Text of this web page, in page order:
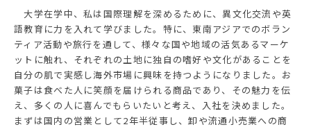
大学在学中、私は国際理解を深めるために、異文化交流や英
語教育に力を入れて学びました。特に、東南アジアでのボラン
ティア活動や旅行を通して、様々な国や地域の活気あるマーケ
ットに触れ、それぞれの土地に独自の嗜好や文化があることを
自分の肌で実感し海外市場に興味を持つようになりました。お
菓子は食べた人に笑顔を届けられる商品であり、その魅力を伝
え、多くの人に喜んでもらいたいと考え、入社を決めました。
まずは国内の営業として2年半従事し、卸や流通小売業への商